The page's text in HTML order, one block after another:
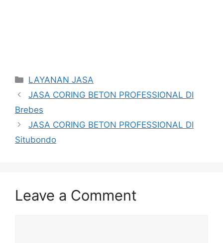
Categories
LAYANAN JASA
JASA CORING BETON PROFESSIONAL DI
Brebes
JASA CORING BETON PROFESSIONAL DI
Situbondo
Leave a Comment